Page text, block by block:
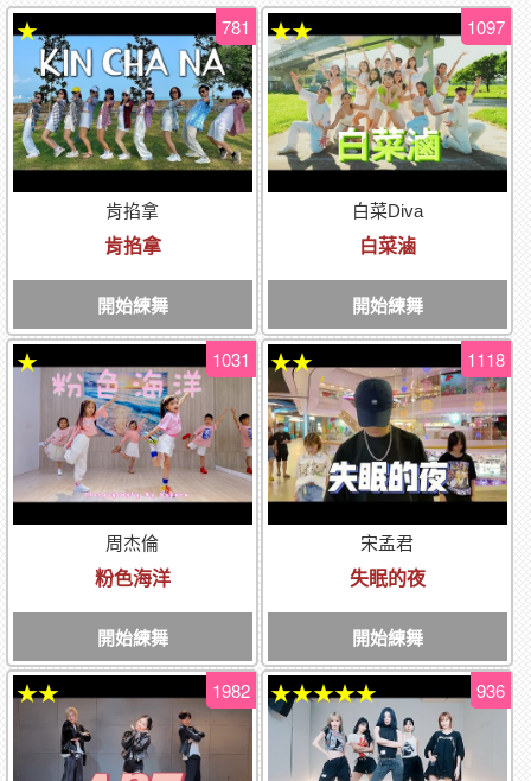
肯掐拿
肯掐拿
開始練舞
781
★
白菜Diva
白菜滷
開始練舞
1097
★★
周杰倫
粉色海洋
開始練舞
1031
★
宋孟君
失眠的夜
開始練舞
1118
★★
1982
★★ 936
★★★★★